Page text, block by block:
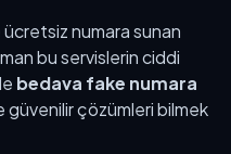
numara sunan
bu servislerin ciddi
bedava fake numara
güvenilir çözümleri bilmek